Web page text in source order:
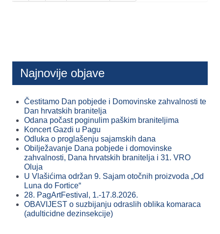
Najnovije objave
Čestitamo Dan pobjede i Domovinske zahvalnosti te
Dan hrvatskih branitelja
Odana počast poginulim paškim braniteljima
Koncert Gazdi u Pagu
Odluka o proglašenju sajamskih dana
Obilježavanje Dana pobjede i domovinske
zahvalnosti, Dana hrvatskih branitelja i 31. VRO
Oluja
U Vlašićima održan 9. Sajam otočnih proizvoda „Od
Luna do Fortice“
28. PagArtFestival, 1.-17.8.2026.
OBAVIJEST o suzbijanju odraslih oblika komaraca
(adulticidne dezinsekcije)